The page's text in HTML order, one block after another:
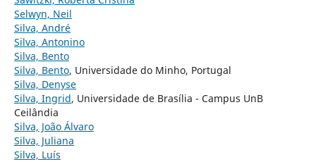
Selwyn, Neil
Silva, André
Silva, Antonino
Silva, Bento
Silva, Bento, Universidade do Minho, Portugal
Silva, Denyse
Silva, Ingrid, Universidade de Brasília - Campus UnB
Ceilândia
Silva, João Álvaro
Silva, Juliana
Silva, Luís